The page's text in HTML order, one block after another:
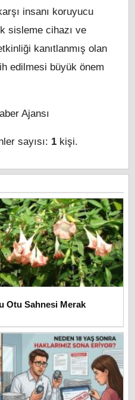
insanı koruyucu
sisleme cihazı ve
kanıtlanmış olan
edilmesi büyük önem
Ajansı
sayısı: 1 kişi.
Otu Sahnesi Merak